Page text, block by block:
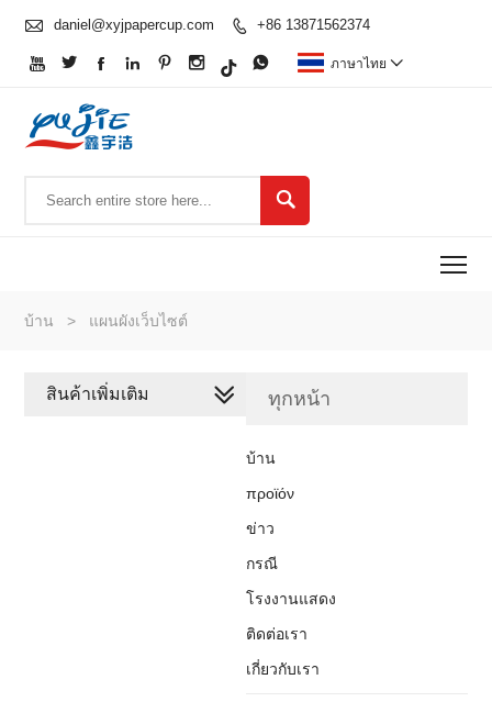
 daniel@xyjpapercup.com  +86 13871562374
       ภาษาไทย 

บ้าน > แผนผังเว็บไซต์
ทุกหน้า
บ้าน
προϊόν
ข่าว
กรณี
โรงงานแสดง
ติดต่อเรา
เกี่ยวกับเรา
สินค้าเพิ่มเติม